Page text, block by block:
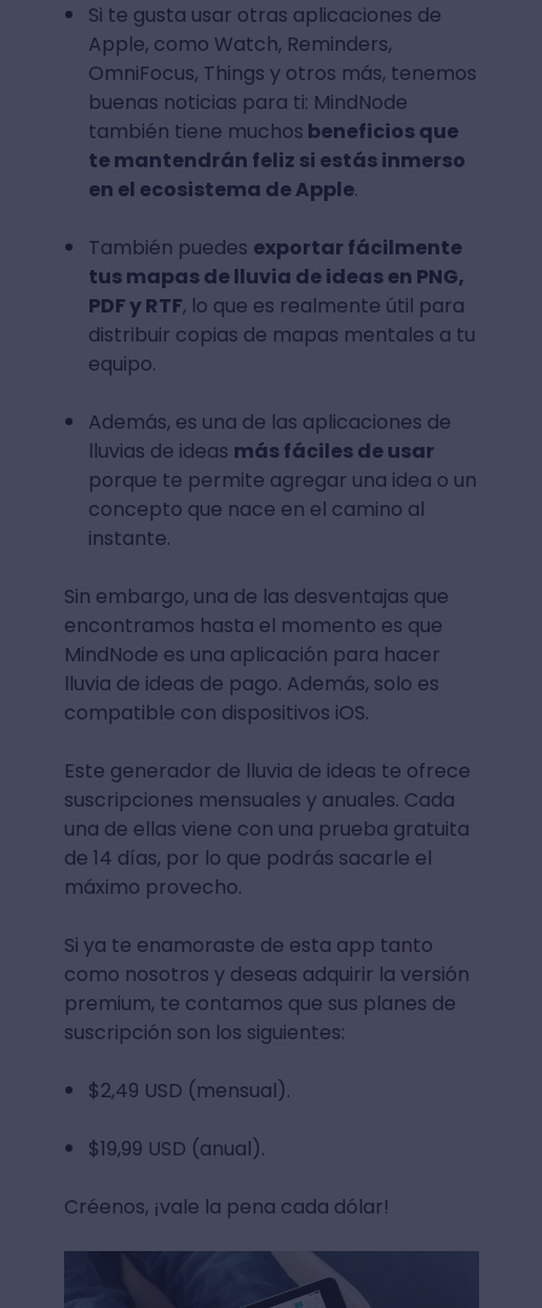
Si te gusta usar otras aplicaciones de
Apple, como Watch, Reminders,
OmniFocus, Things y otros más, tenemos
buenas noticias para ti: MindNode
también tiene muchos beneficios que
te mantendrán feliz si estás inmerso
en el ecosistema de Apple.
También puedes exportar fácilmente
tus mapas de lluvia de ideas en PNG,
PDF y RTF, lo que es realmente útil para
distribuir copias de mapas mentales a tu
equipo.
Además, es una de las aplicaciones de
lluvias de ideas más fáciles de usar
porque te permite agregar una idea o un
concepto que nace en el camino al
instante.
Sin embargo, una de las desventajas que
encontramos hasta el momento es que
MindNode es una aplicación para hacer
lluvia de ideas de pago. Además, solo es
compatible con dispositivos iOS.
Este generador de lluvia de ideas te ofrece
suscripciones mensuales y anuales. Cada
una de ellas viene con una prueba gratuita
de 14 días, por lo que podrás sacarle el
máximo provecho.
Si ya te enamoraste de esta app tanto
como nosotros y deseas adquirir la versión
premium, te contamos que sus planes de
suscripción son los siguientes:
$2,49 USD (mensual).
$19,99 USD (anual).
Créenos, ¡vale la pena cada dólar!